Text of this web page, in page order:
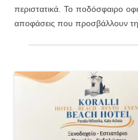
περιστατικά. Το ποδόσφαιρο
αποφάσεις που προσβάλλουν